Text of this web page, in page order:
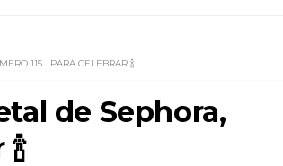
115... PARA CELEBRAR 🍾
de Sephora,